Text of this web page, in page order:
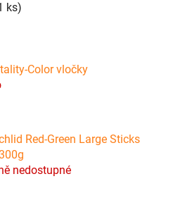
ks)
Color vločky
Red-Green Large Sticks
nedostupné